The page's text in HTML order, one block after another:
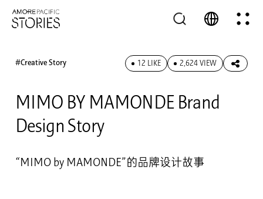
#Creative Story 12 LIKE 2,624 VIEW
MIMO BY MAMONDE Brand
Design Story
“MIMO by MAMONDE”的品牌设计故事